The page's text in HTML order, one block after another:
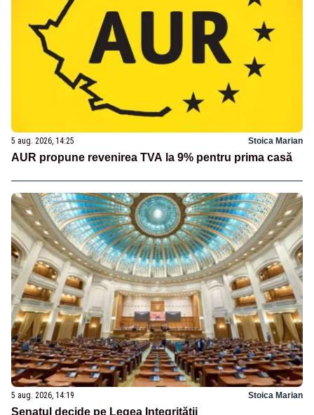
5 aug. 2026, 14:25 Stoica Marian
AUR propune revenirea TVA la 9% pentru prima casă
5 aug. 2026, 14:19 Stoica Marian
Senatul decide pe Legea Integrității